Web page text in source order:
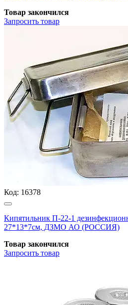
Товар закончился
Запросить товар
Код: 16378
Кипятильник П-22-1
27*13*7см, ДЗМО АО (РОССИЯ)
Товар закончился
Запросить товар